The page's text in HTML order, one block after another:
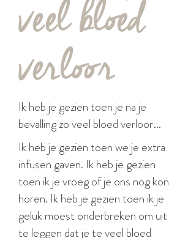
veel bloed
verloor
Ik heb je gezien toen je na je
bevalling zo veel bloed verloor…
Ik heb je gezien toen we je extra
infusen gaven. Ik heb je gezien
toen ik je vroeg of je ons nog kon
horen. Ik heb je gezien toen ik je
geluk moest onderbreken om uit
te leggen dat je te veel bloed